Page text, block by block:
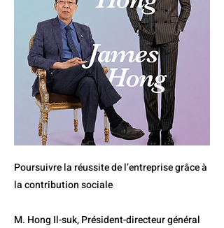
Poursuivre la réussite de l’entreprise grâce à
la contribution sociale
M. Hong Il-suk, Président-directeur général